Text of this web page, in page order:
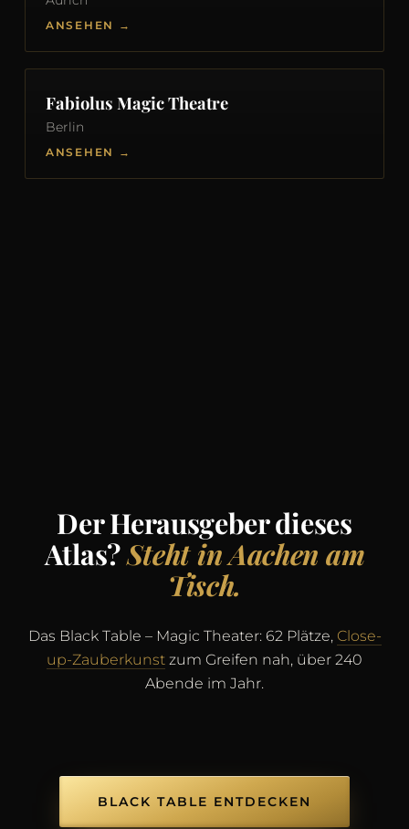
ANSEHEN →
Fabiolus Magic Theatre
Berlin
ANSEHEN →
Der Herausgeber dieses
Atlas?Steht in Aachen am
Tisch.
Das Black Table – Magic Theater: 62 Plätze, Close-
up-Zauberkunst zum Greifen nah, über 240
Abende im Jahr.
BLACK TABLE ENTDECKEN